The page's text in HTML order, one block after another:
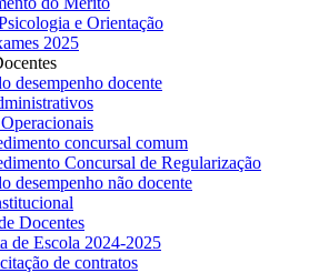
e Orientação
2025
desempenho docente
concursal comum
Concursal de Regularização
desempenho não docente
Docentes
de Escola 2024-2025
de contratos